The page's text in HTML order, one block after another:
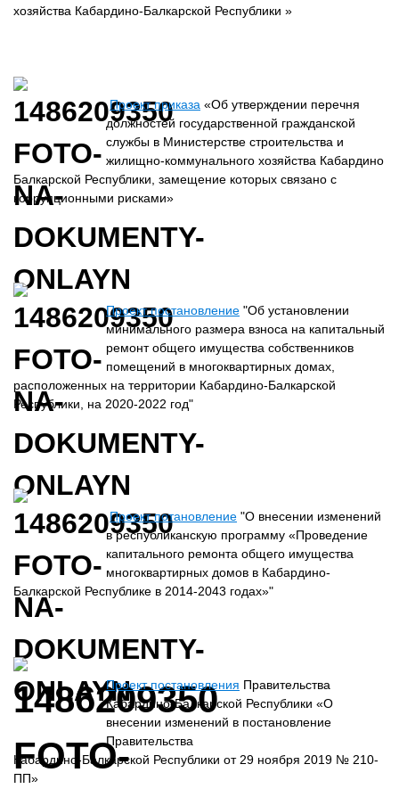
хозяйства Кабардино-Балкарской Республики »
Проект приказа «Об утверждении перечня
должностей государственной гражданской
службы в Министерстве строительства и
жилищно-коммунального хозяйства Кабардино
Балкарской Республики, замещение которых связано с
коррупционными рисками»
Проект постановление "Об установлении
минимального размера взноса на капитальный
ремонт общего имущества собственников
помещений в многоквартирных домах,
расположенных на территории Кабардино-Балкарской
Республики, на 2020-2022 год"
Проект потановление "О внесении изменений
в республиканскую программу «Проведение
капитального ремонта общего имущества
многоквартирных домов в Кабардино-
Балкарской Республике в 2014-2043 годах»"
Проект постановления Правительства
Кабардино-Балкарской Республики «О
внесении изменений в постановление
Правительства
Кабардино-Балкарской Республики от 29 ноября 2019 № 210-
ПП»